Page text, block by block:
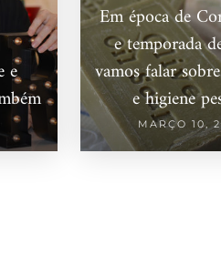
e
Em época de
e temporada
vamos falar
e higiene
MARÇO 10,